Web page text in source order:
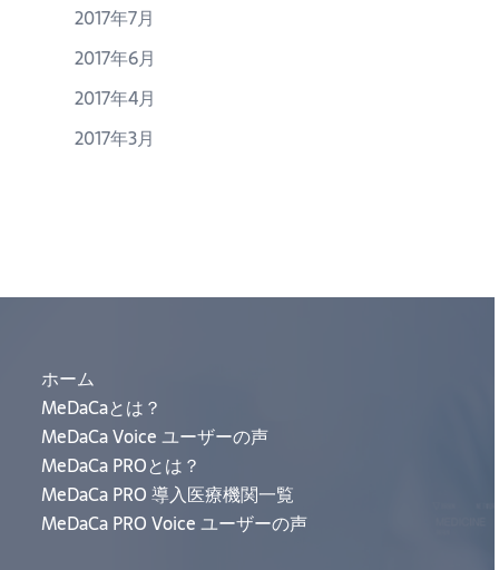
2017年7月
2017年6月
2017年4月
2017年3月
ホーム
MeDaCaとは？
MeDaCa Voice ユーザーの声
MeDaCa PROとは？
MeDaCa PRO 導入医療機関一覧
MeDaCa PRO Voice ユーザーの声